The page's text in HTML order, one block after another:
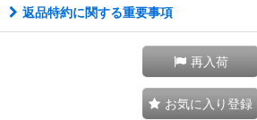
返品特約に関する重要事項
再入荷
お気に入り登録